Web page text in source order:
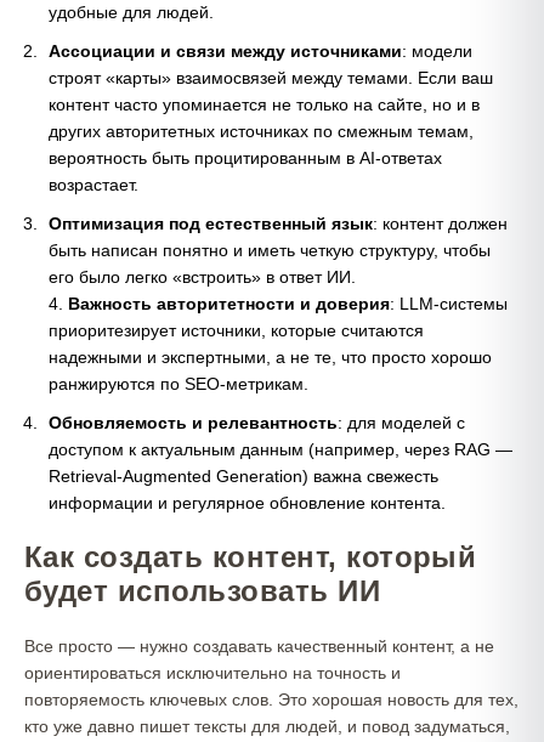
удобные для людей.
Ассоциации и связи между источниками: модели
строят «карты» взаимосвязей между темами. Если ваш
контент часто упоминается не только на сайте, но и в
других авторитетных источниках по смежным темам,
вероятность быть процитированным в AI-ответах
возрастает.
Оптимизация под естественный язык: контент должен
быть написан понятно и иметь четкую структуру, чтобы
его было легко «встроить» в ответ ИИ.
4. Важность авторитетности и доверия: LLM-системы
приоритезирует источники, которые считаются
надежными и экспертными, а не те, что просто хорошо
ранжируются по SEO-метрикам.
Обновляемость и релевантность: для моделей с
доступом к актуальным данным (например, через RAG —
Retrieval-Augmented Generation) важна свежесть
информации и регулярное обновление контента.
Как создать контент, который
будет использовать ИИ
Все просто — нужно создавать качественный контент, а не
ориентироваться исключительно на точность и
повторяемость ключевых слов. Это хорошая новость для тех,
кто уже давно пишет тексты для людей, и повод задуматься,